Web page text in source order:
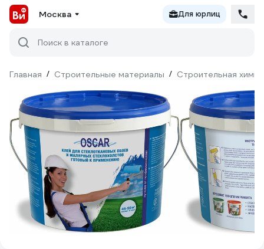
Москва Для юрлиц
Поиск в каталоге
Главная / Строительные материалы / Строительная химия